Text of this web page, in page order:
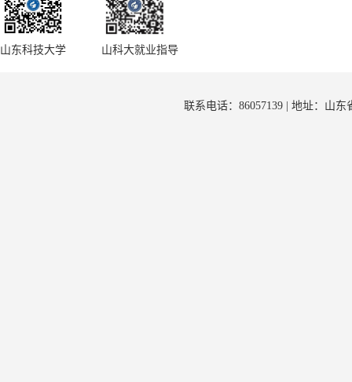
山东科技大学 山科大就业指导
联系电话：86057139 | 地址：山